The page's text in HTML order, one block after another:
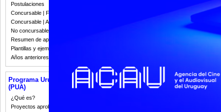
Postulaciones
Concursable | Fallos 2023
Concursable | Actas y Resoluciones
No concursable | Actas y Resoluciones
Resumen de apoyos 2008-2022
Plantillas y ejemplos
Años anteriores
Programa Uruguay Audiovisual
(PUA)
¿Qué es?
Proyectos aprobados
Entre el 20 y el 31 de julio se
Documental, el espacio de
circunstancias generadas por